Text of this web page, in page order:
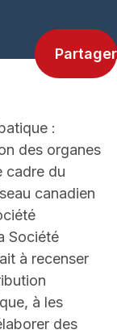
Partager
:
des organes
cadre du
canadien
Société
à recenser
à les
des